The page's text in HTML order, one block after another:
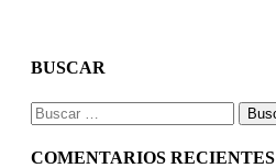
BUSCAR
Buscar:
COMENTARIOS RECIENTES